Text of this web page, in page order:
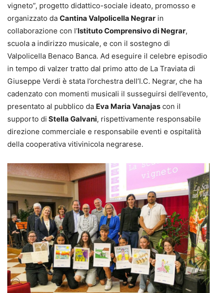
vigneto”, progetto didattico-sociale ideato, promosso e
organizzato da Cantina Valpolicella Negrar in
collaborazione con l’Istituto Comprensivo di Negrar,
scuola a indirizzo musicale, e con il sostegno di
Valpolicella Benaco Banca. Ad eseguire il celebre episodio
in tempo di valzer tratto dal primo atto de La Traviata di
Giuseppe Verdi è stata l’orchestra dell’I.C. Negrar, che ha
cadenzato con momenti musicali il susseguirsi dell’evento,
presentato al pubblico da Eva Maria Vanajas con il
supporto di Stella Galvani, rispettivamente responsabile
direzione commerciale e responsabile eventi e ospitalità
della cooperativa vitivinicola negrarese.